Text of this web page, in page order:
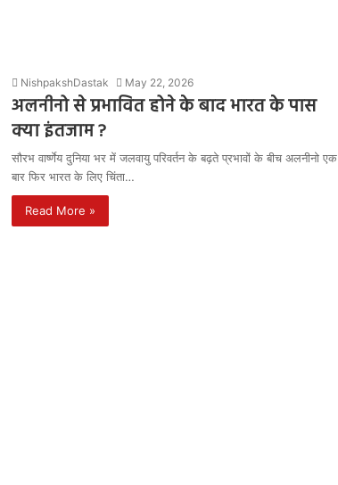
NishpakshDastak May 22, 2026
अलनीनो से प्रभावित होने के बाद भारत के पास
क्या इंतजाम ?
सौरभ वार्ष्णेय दुनिया भर में जलवायु परिवर्तन के बढ़ते प्रभावों के बीच अलनीनो एक
बार फिर भारत के लिए चिंता…
Read More »